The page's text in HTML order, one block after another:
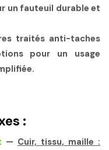
un fauteuil durable et
traités anti-taches
pour un usage
:
— Cuir, tissu, maille :